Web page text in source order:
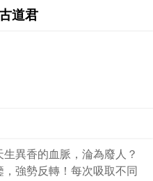
道君
異香的血脈，淪為廢人？
強勢反轉！每次吸取不同